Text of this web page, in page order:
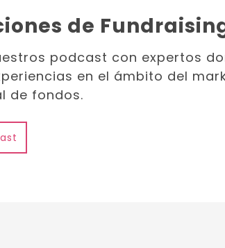
de
podcast con expertos
en el ámbito del
de fondos.